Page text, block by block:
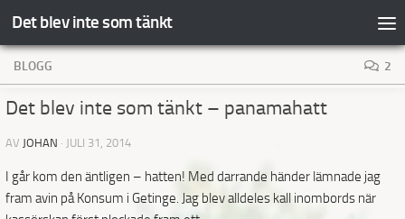
Hoppa till innehåll
Det blev inte som tänkt
BLOGG 2
Det blev inte som tänkt – panamahatt
AV JOHAN · JULI 31, 2014
I går kom den äntligen – hatten! Med darrande händer lämnade jag
fram avin på Konsum i Getinge. Jag blev alldeles kall inombords när